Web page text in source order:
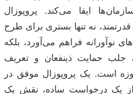
ایفا می‌کند. پروپوزال
نه تنها بستری برای طرح
نوآورانه فراهم می‌آورد، بلکه
جلب حمایت ذینفعان و تعریف
است. یک پروپوزال موفق در
از یک درخواست ساده، نقش یک